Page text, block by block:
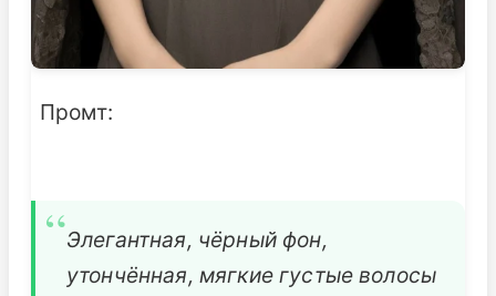
Промт:
Элегантная, чёрный фон,
утончённая, мягкие густые волосы